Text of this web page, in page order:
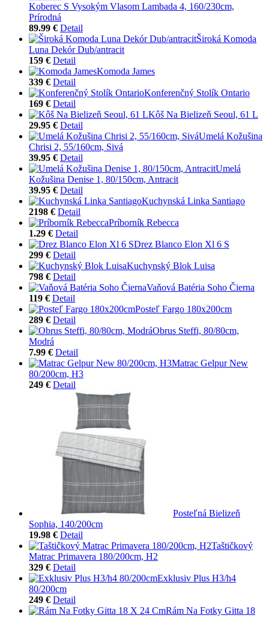
Koberec S Vysokým Vlasom Lambada 4, 160/230cm,
Prírodná
89.99 € Detail
Široká Komoda
Luna Dekór Dub/antracit
159 € Detail
Komoda James
339 € Detail
Konferenčný Stolík Ontario
169 € Detail
Kôš Na Bielizeň Seoul, 61 L
29.95 € Detail
Umelá Kožušina
Chrisi 2, 55/160cm, Sivá
39.95 € Detail
Umelá
Kožušina Denise 1, 80/150cm, Antracit
39.95 € Detail
Kuchynská Linka Santiago
2198 € Detail
Príborník Rebecca
1.29 € Detail
Drez Blanco Elon Xl 6 S
299 € Detail
Kuchynský Blok Luisa
798 € Detail
Vaňová Batéria Soho Čierna
119 € Detail
Posteľ Fargo 180x200cm
289 € Detail
Obrus Steffi, 80/80cm,
Modrá
7.99 € Detail
Matrac Gelpur New
80/200cm, H3
249 € Detail
Posteľná Bielizeň
Sophia, 140/200cm
19.98 € Detail
Taštičkový
Matrac Primavera 180/200cm, H2
329 € Detail
Exklusiv Plus H3/h4
80/200cm
249 € Detail
Rám Na Fotky Gitta 18